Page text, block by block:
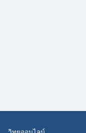
Family